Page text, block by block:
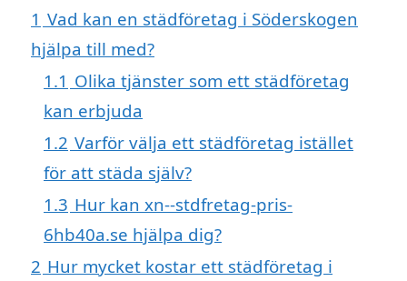
1 Vad kan en städföretag i Söderskogen
hjälpa till med?
1.1 Olika tjänster som ett städföretag
kan erbjuda
1.2 Varför välja ett städföretag istället
för att städa själv?
1.3 Hur kan xn--stdfretag-pris-
6hb40a.se hjälpa dig?
2 Hur mycket kostar ett städföretag i